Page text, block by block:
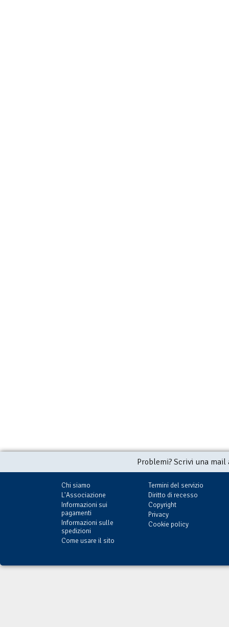
Problemi? Scrivi una
Chi siamo
L'Associazione
Informazioni sui
pagamenti
Informazioni sulle
spedizioni
Come usare il sito
Termini del servizio
Diritto di recesso
Copyright
Privacy
Cookie policy